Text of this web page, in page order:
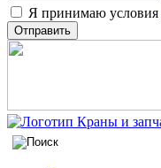
Я принимаю условия
Отправить